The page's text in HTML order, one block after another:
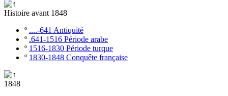
Histoire avant 1848
º ....-641 Antiquité
º .641-1516 Période arabe
º 1516-1830 Période turque
º 1830-1848 Conquête française
1848